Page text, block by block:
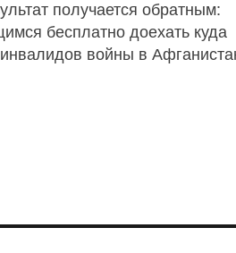
получается обратным:
бесплатно доехать куда
войны в